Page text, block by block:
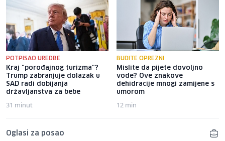
POTPISAO UREDBE
Kraj "porođajnog turizma"?
Trump zabranjuje dolazak u
SAD radi dobijanja
državljanstva za bebe
31 minut
BUDITE OPREZNI
Mislite da pijete dovoljno
vode? Ove znakove
dehidracije mnogi zamijene s
umorom
12 min
Oglasi za posao